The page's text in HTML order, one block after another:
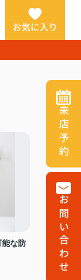
お気に入り
能な防
来店予約
お問い合わせ